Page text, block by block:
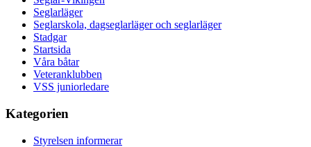
Seglarläger
Seglarskola, dagseglarläger och seglarläger
Stadgar
Startsida
Våra båtar
Veteranklubben
VSS juniorledare
Kategorien
Styrelsen informerar